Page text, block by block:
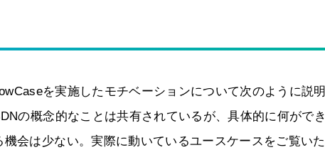
を実施したモチベーションについて次のように説明
の概念的なことは共有されているが、具体的に何ができ
会は少ない。実際に動いているユースケースをご覧いた